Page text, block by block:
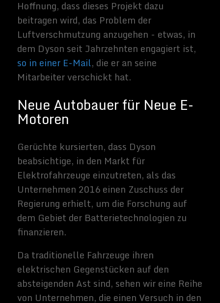
ausbaut, werden die etablierten
Konkurrenten und Newcomer wie Dyson, es
noch schwerer aufholen können.
Quellen:Bloomberg,Twitter
Folge mir auf
Neueste Beiträge
Die Zukunft der digitalen
Identität: Warum sie für uns alle
wichtig ist
Kristallklare Umzugsdienste in
Berlin
Die Zukunft in deiner Tasche: Wie
Smart Gadgets den Alltag
Buchvorstellung: Der KI-Kodex
Verschwörung im Silizium
SpaceX Boca Chica – Raumschiff
SN8 zeigt seine Flügel.